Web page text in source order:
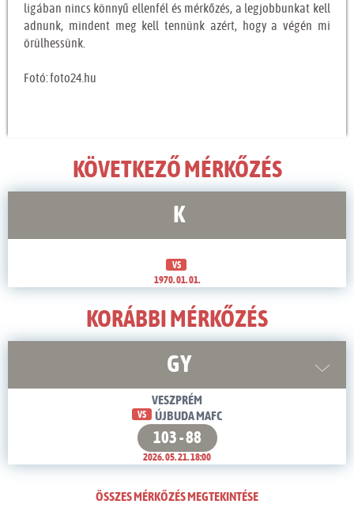
ligában nincs könnyű ellenfél és mérkőzés, a legjobbunkat kell
adnunk, mindent meg kell tennünk azért, hogy a végén mi
örülhessünk.
Fotó: foto24.hu
KÖVETKEZŐ MÉRKŐZÉS
K
VS
1970. 01. 01.
KORÁBBI MÉRKŐZÉS
GY
VESZPRÉM
VS ÚJBUDA MAFC
103 - 88
2026. 05. 21. 18:00
ÖSSZES MÉRKŐZÉS MEGTEKINTÉSE